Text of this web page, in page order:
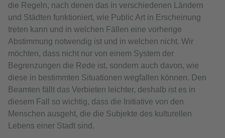
die Regeln, nach denen das in verschiedenen Ländern
und Städten funktioniert, wie Public Art in Erscheinung
treten kann und in welchen Fällen eine vorherige
Abstimmung notwendig ist und in welchen nicht. Wir
möchten, dass nicht nur von einem System der
Begrenzungen die Rede ist, sondern auch davon, wie
diese in bestimmten Situationen wegfallen können. Den
Beamten fällt das Verbieten leichter, deshalb ist es in
diesem Fall so wichtig, dass die Initiative von den
Menschen ausgeht, die die Subjekte des kulturellen
Lebens einer Stadt sind.